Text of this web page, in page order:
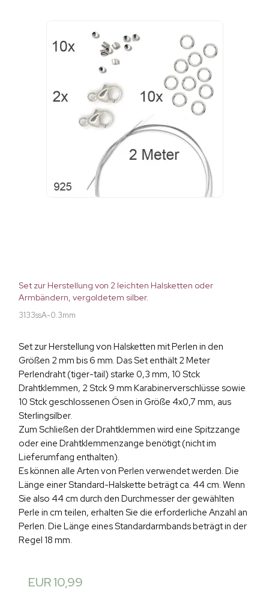
Set zur Herstellung von 2 leichten Halsketten oder
Armbändern, vergoldetem silber.
3133ssA-0.3mm
Set zur Herstellung von Halsketten mit Perlen in den
Größen 2 mm bis 6 mm. Das Set enthält 2 Meter
Perlendraht (tiger-tail) starke 0,3 mm, 10 Stck
Drahtklemmen, 2 Stck 9 mm Karabinerverschlüsse sowie
10 Stck geschlossenen Ösen in Größe 4x0,7 mm, aus
Sterlingsilber.
Zum Schließen der Drahtklemmen wird eine Spitzzange
oder eine Drahtklemmenzange benötigt (nicht im
Lieferumfang enthalten).
Es können alle Arten von Perlen verwendet werden. Die
Länge einer Standard-Halskette beträgt ca. 44 cm. Wenn
Sie also 44 cm durch den Durchmesser der gewählten
Perle in cm teilen, erhalten Sie die erforderliche Anzahl an
Perlen. Die Länge eines Standardarmbands beträgt in der
Regel 18 mm.
EUR 10,99